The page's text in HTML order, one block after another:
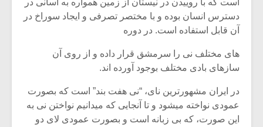
دسترس انسان بوده و با مختصر تصرفی و ایجاد سوراخ در
آن قابل استفاده است. در دوره
های مختلف نی را سرمشق قرار داده و از روی آن
سازهای بادی مختلف بوجود آورده اند.
در ایران مشهورترین نای، “نی هفت بند” است که بصورت
عمودی نواخته میشود و تا آنجایی که میدانیم نواختن نی به
این صورت، که بی زبانه است و بصورت عمودی لای دو